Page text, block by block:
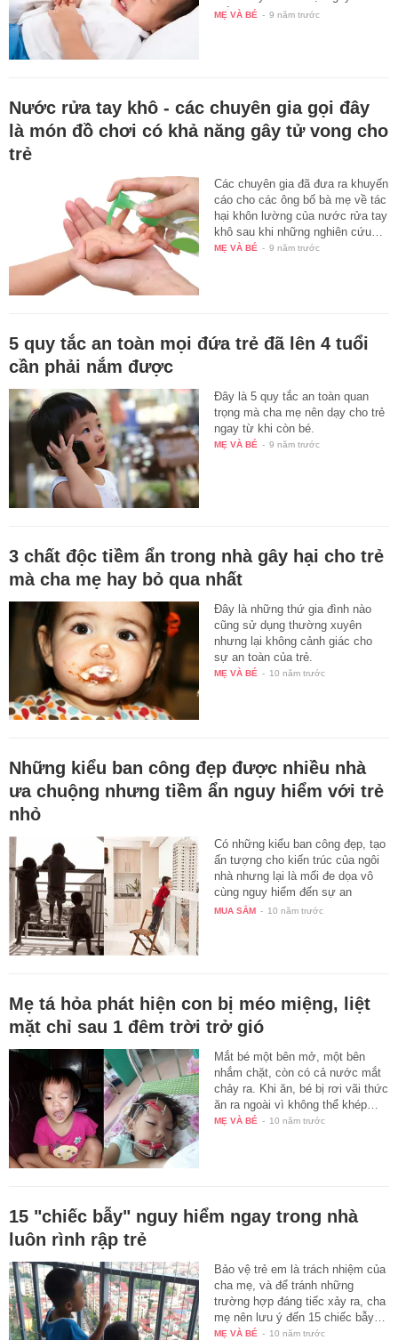
hiểm…
MẸ VÀ BÉ - 9 năm trước
Nước rửa tay khô - các chuyên gia gọi đây
là món đồ chơi có khả năng gây tử vong cho
trẻ
Các chuyên gia đã đưa ra khuyến
cáo cho các ông bố bà mẹ về tác
hại khôn lường của nước rửa tay
khô sau khi những nghiên cứu…
MẸ VÀ BÉ - 9 năm trước
5 quy tắc an toàn mọi đứa trẻ đã lên 4 tuổi
cần phải nắm được
Đây là 5 quy tắc an toàn quan
trọng mà cha mẹ nên dạy cho trẻ
ngay từ khi còn bé.
MẸ VÀ BÉ - 9 năm trước
3 chất độc tiềm ẩn trong nhà gây hại cho trẻ
mà cha mẹ hay bỏ qua nhất
Đây là những thứ gia đình nào
cũng sử dụng thường xuyên
nhưng lại không cảnh giác cho
sự an toàn của trẻ.
MẸ VÀ BÉ - 10 năm trước
Những kiểu ban công đẹp được nhiều nhà
ưa chuộng nhưng tiềm ẩn nguy hiểm với trẻ
nhỏ
Có những kiểu ban công đẹp, tạo
ấn tượng cho kiến trúc của ngôi
nhà nhưng lại là mối đe dọa vô
cùng nguy hiểm đến sự an
toàn…
MUA SẮM - 10 năm trước
Mẹ tá hỏa phát hiện con bị méo miệng, liệt
mặt chỉ sau 1 đêm trời trở gió
Mắt bé một bên mở, một bên
nhắm chặt, còn có cả nước mắt
chảy ra. Khi ăn, bé bị rơi vãi thức
ăn ra ngoài vì không thể khép…
MẸ VÀ BÉ - 10 năm trước
15 "chiếc bẫy" nguy hiểm ngay trong nhà
luôn rình rập trẻ
Bảo vệ trẻ em là trách nhiệm của
cha mẹ, và để tránh những
trường hợp đáng tiếc xảy ra, cha
mẹ nên lưu ý đến 15 chiếc bẫy…
MẸ VÀ BÉ - 10 năm trước